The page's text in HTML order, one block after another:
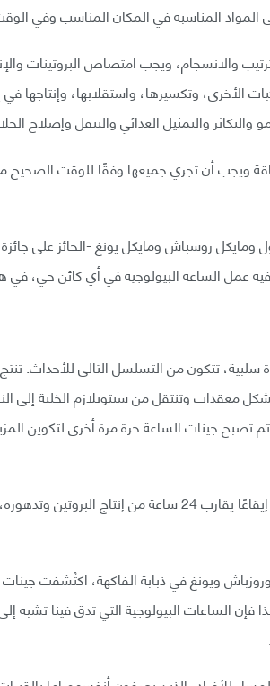
المواد المناسبة في المكان المناسب وفي
والانسجام، ويجب امتصاص البروتينات
الأخرى، وتكسيرها، واستقلابها، وإنتاجها
والتمثيل الغذائي والتنقل وإصلاح
ويجب أن تجري جميعها وفقًا للوقت الصحيح
عمل الساعة البيولوجية في أي كائن حي، في
تتكون من التسلسل التالي للأحداث.
معقدات وتنتقل من سيتوبلازم الخلية إلى
تصبح جينات الساعة حرة مرة أخرى لتكوين
تولد حلقة التغذية الراجعة السلبية هذه إيقاعًا يقارب 24
ويونغ في ذبابة الفاكهة، اكتُشفت
فإن الساعات البيولوجية التي تدق فينا تشبه